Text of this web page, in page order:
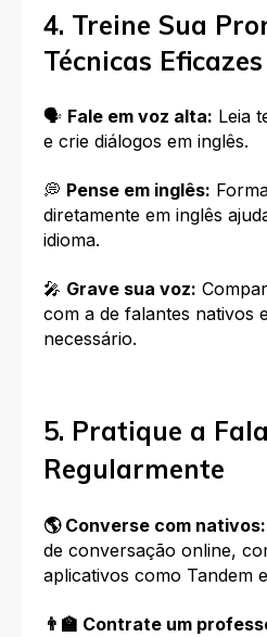
4. Treine Sua
Técnicas Eficazes
🗣️ Fale em voz alta: Leia
e crie diálogos em inglês.
💭 Pense em inglês:
diretamente em inglês
idioma.
🎤 Grave sua voz:
com a de falantes nativos
necessário.
5. Pratique a Fala
Regularmente
🌎 Converse com nativos:
de conversação online,
aplicativos como Tandem
👨‍🏫 Contrate um